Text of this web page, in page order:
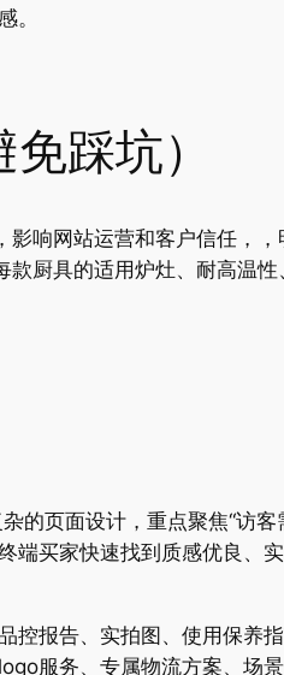
。
踩坑）
影响网站运营和客户信任，
厨具的适用炉灶、耐高温性
的页面设计，重点聚焦“访
端买家快速找到质感优良、
控报告、实拍图、使用保养
服务、专属物流方案、场景